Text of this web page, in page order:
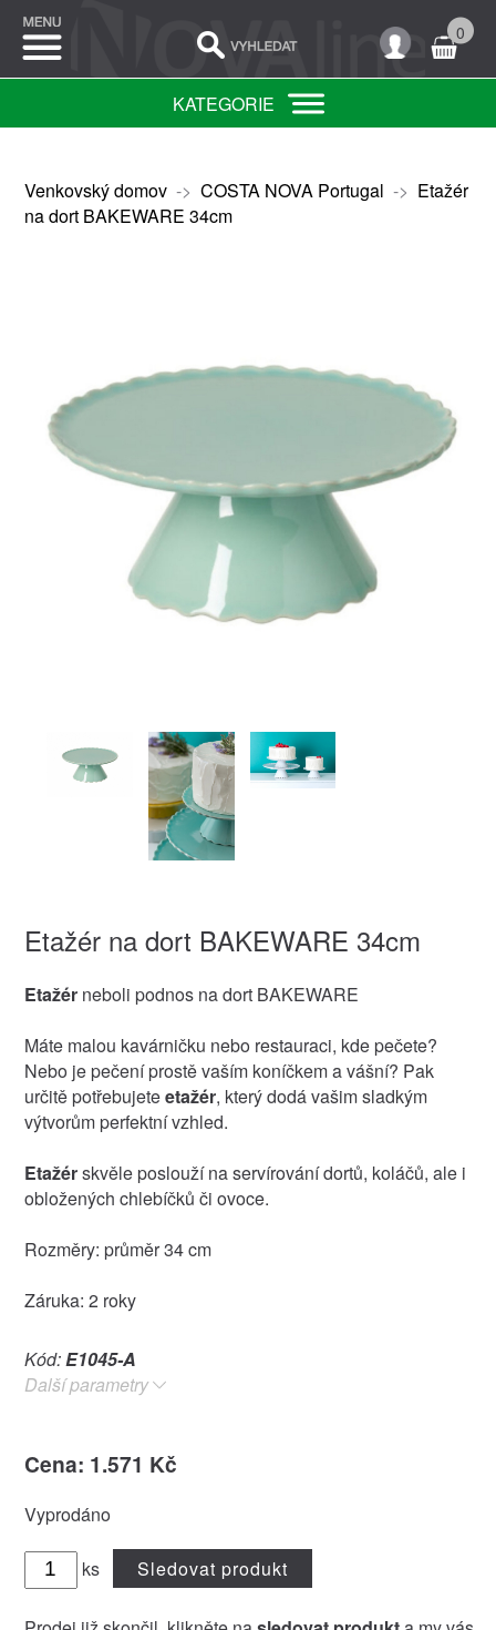
0
KATEGORIE
Venkovský domov-> COSTA NOVA Portugal -> Etažér
na dort BAKEWARE 34cm
Etažér na dort BAKEWARE 34cm
Etažérneboli podnos na dort BAKEWARE
Máte malou kavárničku nebo restauraci, kde pečete?
Nebo je pečení prostě vaším koníčkem a vášní? Pak
určitě potřebujeteetažér, který dodá vašim sladkým
výtvorům perfektní vzhled.
Etažérskvěle poslouží na servírování dortů, koláčů, ale i
obložených chlebíčků či ovoce.
Rozměry: průměr 34 cm
Záruka: 2 roky
Kód:E1045-A
Další parametry
Cena: 1.571 Kč
Vyprodáno
ks Sledovat produkt